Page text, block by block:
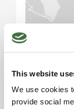
This website
We use cookies
provide social
piano
Fabbricato
circa 150 mq
animali.
C'è inoltre